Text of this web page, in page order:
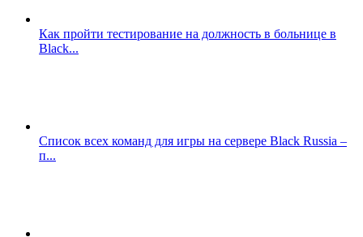
Как пройти тестирование на должность в больнице в
Black...
Список всех команд для игры на сервере Black Russia –
п...